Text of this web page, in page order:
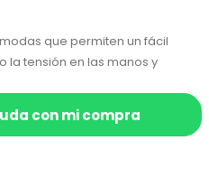
que permiten un fácil
la tensión en las manos y
con mi compra